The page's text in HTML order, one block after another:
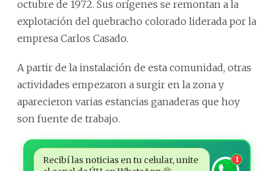
octubre de 1972. Sus orígenes se remontan a la
explotación del quebracho colorado liderada por la
empresa Carlos Casado.
A partir de la instalación de esta comunidad, otras
actividades empezaron a surgir en la zona y
aparecieron varias estancias ganaderas que hoy
son fuente de trabajo.
Recibí las noticias en tu celular, unite
1